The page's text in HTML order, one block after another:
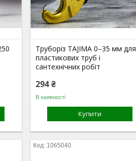
Труборіз TAJIMA 0–35 мм для
пластикових труб і
сантехнічних робіт
294 ₴
В наявності
Купити
1065040